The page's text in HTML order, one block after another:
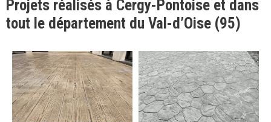
Projets réalisés à Cergy-Pontoise et dans
tout le département du Val-d’Oise (95)